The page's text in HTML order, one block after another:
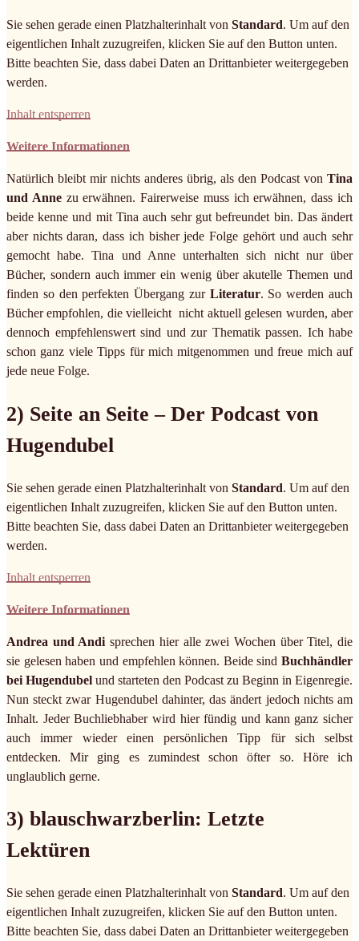
Sie sehen gerade einen Platzhalterinhalt von Standard. Um auf den
eigentlichen Inhalt zuzugreifen, klicken Sie auf den Button unten.
Bitte beachten Sie, dass dabei Daten an Drittanbieter weitergegeben
werden.
Inhalt entsperren
Weitere Informationen
Natürlich bleibt mir nichts anderes übrig, als den Podcast von Tina
und Annezu erwähnen. Fairerweise muss ich erwähnen, dass ich
beide kenne und mit Tina auch sehr gut befreundet bin. Das ändert
aber nichts daran, dass ich bisher jede Folge gehört und auch sehr
gemocht habe. Tina und Anne unterhalten sich nicht nur über
Bücher, sondern auch immer ein wenig über akutelle Themen und
finden so den perfekten Übergang zurLiteratur. So werden auch
Bücher empfohlen, die vielleicht nicht aktuell gelesen wurden, aber
dennoch empfehlenswert sind und zur Thematik passen. Ich habe
schon ganz viele Tipps für mich mitgenommen und freue mich auf
jede neue Folge.
2) Seite an Seite – Der Podcast von
Hugendubel
Sie sehen gerade einen Platzhalterinhalt von Standard. Um auf den
eigentlichen Inhalt zuzugreifen, klicken Sie auf den Button unten.
Bitte beachten Sie, dass dabei Daten an Drittanbieter weitergegeben
werden.
Inhalt entsperren
Weitere Informationen
Andrea und Andi sprechen hier alle zwei Wochen über Titel, die
sie gelesen haben und empfehlen können. Beide sind Buchhändler
bei Hugendubel und starteten den Podcast zu Beginn in Eigenregie.
Nun steckt zwar Hugendubel dahinter, das ändert jedoch nichts am
Inhalt. Jeder Buchliebhaber wird hier fündig und kann ganz sicher
auch immer wieder einen persönlichen Tipp für sich selbst
entdecken. Mir ging es zumindest schon öfter so. Höre ich
unglaublich gerne.
3) blauschwarzberlin: Letzte
Lektüren
Sie sehen gerade einen Platzhalterinhalt von Standard. Um auf den
eigentlichen Inhalt zuzugreifen, klicken Sie auf den Button unten.
Bitte beachten Sie, dass dabei Daten an Drittanbieter weitergegeben